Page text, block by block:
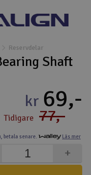
Reservdelar
Shaft
betala senare. Läs mer
kr 69,-
Tidigare 77,-
+